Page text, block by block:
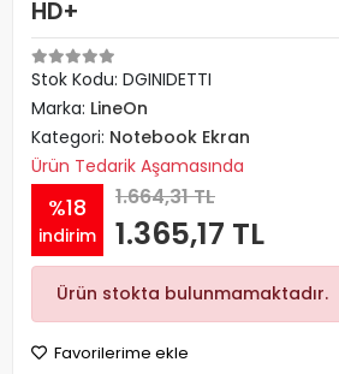
HD+
Stok Kodu: DGINIDETTI
Marka: LineOn
Kategori: Notebook Ekran
Ürün Tedarik Aşamasında
%18
indirim
1.664,31 TL
1.365,17 TL
Ürün stokta bulunmamaktadır.
Favorilerime ekle